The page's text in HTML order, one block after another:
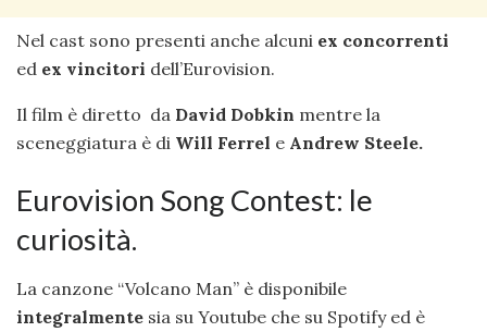
Nel cast sono presenti anche alcuni ex concorrenti
ed ex vincitori dell’Eurovision.
Il film è diretto da David Dobkin mentre la
sceneggiatura è di Will Ferrel e Andrew Steele.
Eurovision Song Contest: le
curiosità.
La canzone “Volcano Man” è disponibile
integralmente sia su Youtube che su Spotify ed è